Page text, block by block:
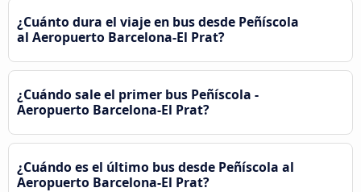
¿Cuánto dura el viaje en bus desde Peñíscola
al Aeropuerto Barcelona-El Prat?
¿Cuándo sale el primer bus Peñíscola -
Aeropuerto Barcelona-El Prat?
¿Cuándo es el último bus desde Peñíscola al
Aeropuerto Barcelona-El Prat?